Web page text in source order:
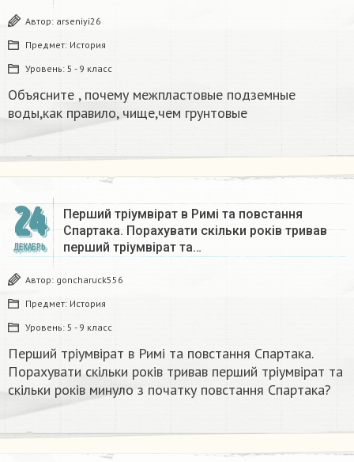
Автор: arseniyi26
Предмет: История
Уровень: 5 - 9 класс
Объясните , почему межпластовые подземные
воды,как правило, чище,чем грунтовые​
24
ДЕКАБРЬ
Перший тріумвірат в Римі та повстання
Спартака. Порахувати скільки років тривав
перший тріумвірат та…
Автор: goncharuck556
Предмет: История
Уровень: 5 - 9 класс
Перший тріумвірат в Римі та повстання Спартака.
Порахувати скільки років тривав перший тріумвірат та
скільки років минуло з початку повстання Спартака?